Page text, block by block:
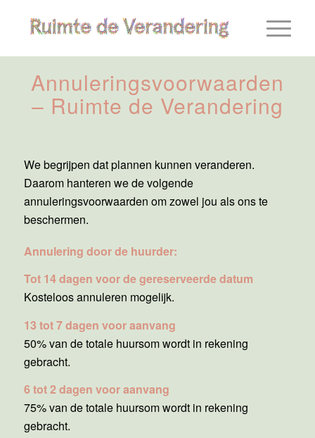
Annuleringsvoorwaarden
– Ruimte de Verandering
We begrijpen dat plannen kunnen veranderen.
Daarom hanteren we de volgende
annuleringsvoorwaarden om zowel jou als ons te
beschermen.
Annulering door de huurder:
Tot 14 dagen voor de gereserveerde datum
Kosteloos annuleren mogelijk.
13 tot 7 dagen voor aanvang
50% van de totale huursom wordt in rekening
gebracht.
6 tot 2 dagen voor aanvang
75% van de totale huursom wordt in rekening
gebracht.